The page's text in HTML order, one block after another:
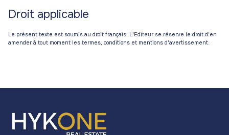
Droit applicable
Le présent texte est soumis au droit français. L'Editeur se réserve le droit d'en
amender à tout moment les termes, conditions et mentions d'avertissement.